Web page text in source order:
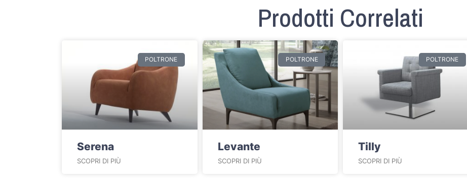
Prodotti Correlati
POLTRONE
Serena
SCOPRI DI PIÙ
POLTRONE
Levante
SCOPRI DI PIÙ
POLTRONE
Tilly
SCOPRI DI PIÙ